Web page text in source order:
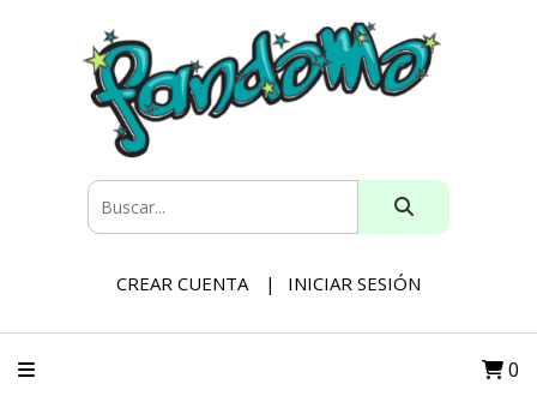
CREAR CUENTA INICIAR SESIÓN
0